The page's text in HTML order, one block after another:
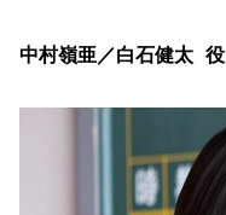
中村嶺亜／白石健太 役